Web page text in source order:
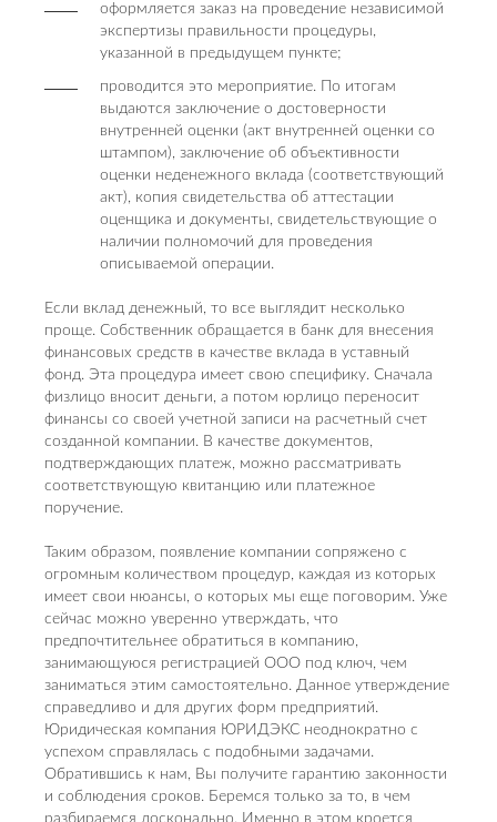
оформляется заказ на проведение независимой
экспертизы правильности процедуры,
указанной в предыдущем пункте;
проводится это мероприятие. По итогам
выдаются заключение о достоверности
внутренней оценки (акт внутренней оценки со
штампом), заключение об объективности
оценки неденежного вклада (соответствующий
акт), копия свидетельства об аттестации
оценщика и документы, свидетельствующие о
наличии полномочий для проведения
описываемой операции.
Если вклад денежный, то все выглядит несколько
проще. Собственник обращается в банк для внесения
финансовых средств в качестве вклада в уставный
фонд. Эта процедура имеет свою специфику. Сначала
физлицо вносит деньги, а потом юрлицо переносит
финансы со своей учетной записи на расчетный счет
созданной компании. В качестве документов,
подтверждающих платеж, можно рассматривать
соответствующую квитанцию или платежное
поручение.
Таким образом, появление компании сопряжено с
огромным количеством процедур, каждая из которых
имеет свои нюансы, о которых мы еще поговорим. Уже
сейчас можно уверенно утверждать, что
предпочтительнее обратиться в компанию,
занимающуюся регистрацией ООО под ключ, чем
заниматься этим самостоятельно. Данное утверждение
справедливо и для других форм предприятий.
Юридическая компания ЮРИДЭКС неоднократно с
успехом справлялась с подобными задачами.
Обратившись к нам, Вы получите гарантию законности
и соблюдения сроков. Беремся только за то, в чем